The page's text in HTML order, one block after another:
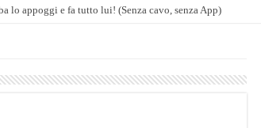
lo appoggi e fa tutto lui! (Senza cavo, senza App)
efficace. Ecco come va in strada